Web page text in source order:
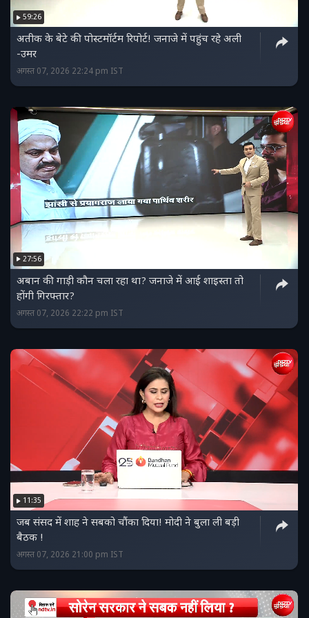
59:26
अतीक के बेटे की पोस्टमॉर्टम रिपोर्ट! जनाजे में पहुंच रहे अली
-उमर
अगस्त 07, 2026 22:24 pm IST
27:56
अबान की गाड़ी कौन चला रहा था? जनाजे में आई शाइस्ता तो
होंगी गिरफ्तार?
अगस्त 07, 2026 22:22 pm IST
11:35
जब संसद में शाह ने सबको चौंका दिया! मोदी ने बुला ली बड़ी
बैठक !
अगस्त 07, 2026 21:00 pm IST